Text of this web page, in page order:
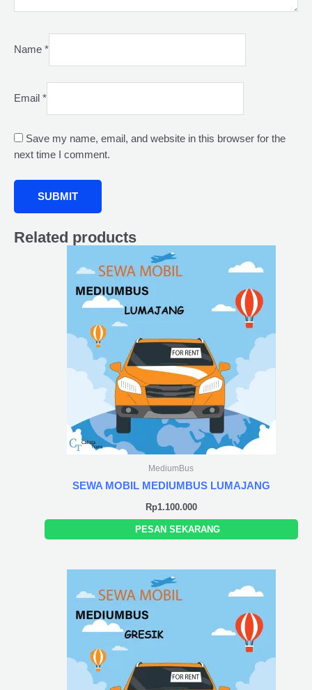
Name *
Email *
Save my name, email, and website in this browser for the
next time I comment.
Related products
MediumBus
SEWA MOBIL MEDIUMBUS LUMAJANG
Rp1.100.000
PESAN SEKARANG